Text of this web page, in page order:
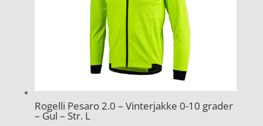
Rogelli Pesaro 2.0 – Vinterjakke 0-10 grader
– Gul – Str. L